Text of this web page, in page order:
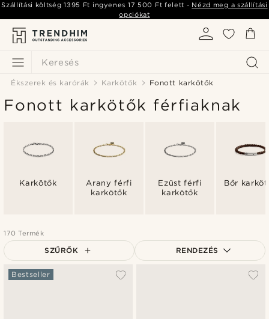
Keresés
Szállítási költség1395 Ft ingyenes 17 500 Ft felett - Nézd meg a szállítási
opciókat
Ékszerek és karórák Karkötők Fonott karkötők
Fonott karkötők férfiaknak
Karkötők
Arany férfi
karkötők
Ezüst férfi
karkötők
Bőr
170 Termék
SZŰRŐK RENDEZÉS
Bestseller